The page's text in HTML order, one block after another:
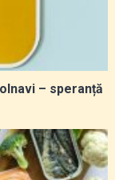
– speranță